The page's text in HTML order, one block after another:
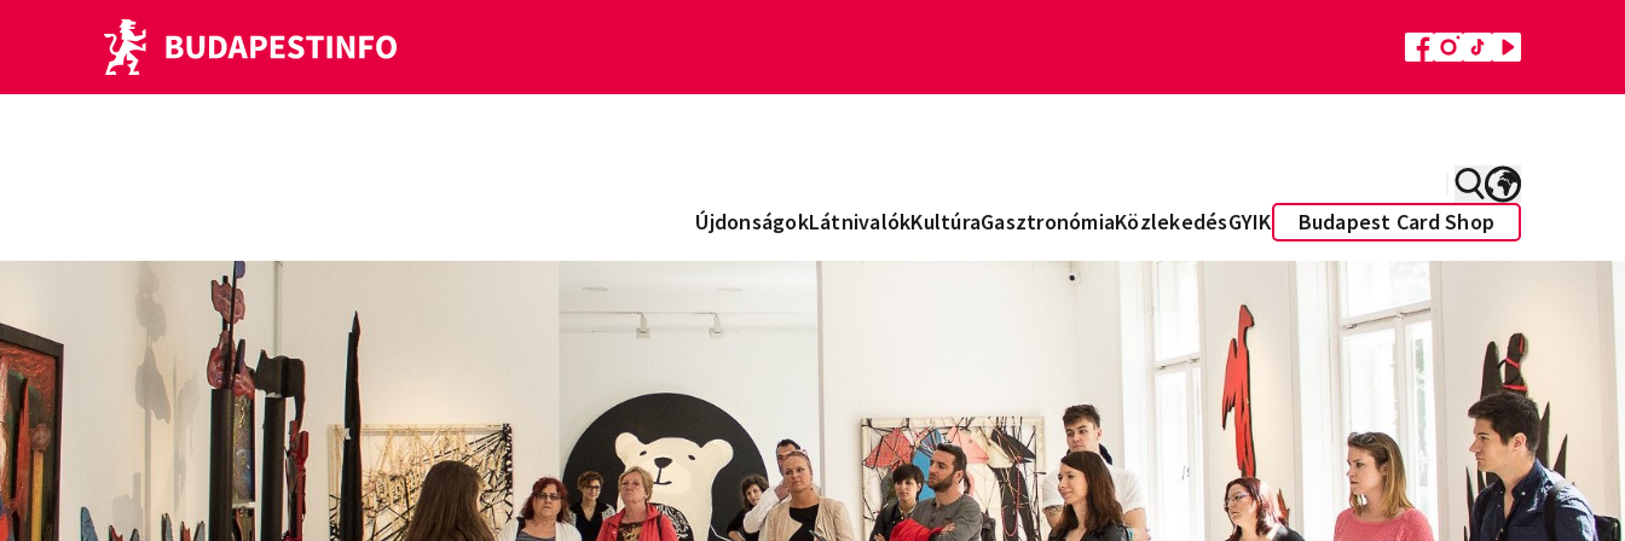
ÚjdonságokLátnivalókKultúraGasztronómiaKözlekedésGYIK Budapest Card Shop